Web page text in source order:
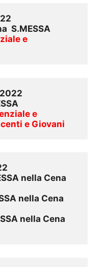
S.MESSA
e
2022
e
e Giovani
nella Cena
nella Cena
nella Cena